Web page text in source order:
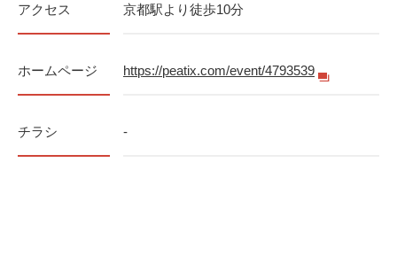
アクセス 京都駅より徒歩10分
ホームページ https://peatix.com/event/4793539
チラシ -